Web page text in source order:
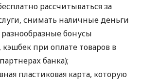
рассчитываться за
снимать наличные деньги
бонусы
при оплате товаров в
банка);
пластиковая карта, которую